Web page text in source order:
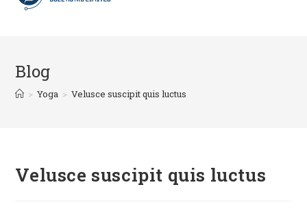
Blog
> Yoga > Velusce suscipit quis luctus
Velusce suscipit quis luctus